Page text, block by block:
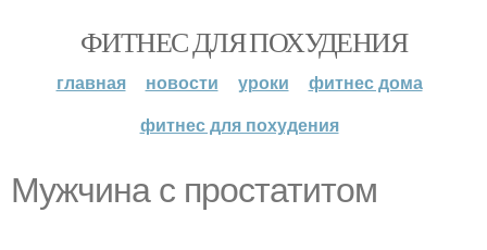
ФИТНЕС ДЛЯ ПОХУДЕНИЯ
главная новости уроки
фитнес дома
фитнес для похудения
Мужчина с простатитом